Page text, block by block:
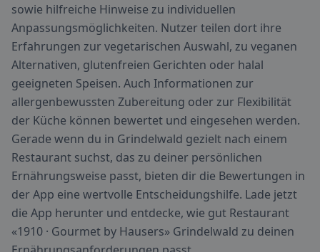
sowie hilfreiche Hinweise zu individuellen
Anpassungsmöglichkeiten. Nutzer teilen dort ihre
Erfahrungen zur vegetarischen Auswahl, zu veganen
Alternativen, glutenfreien Gerichten oder halal
geeigneten Speisen. Auch Informationen zur
allergenbewussten Zubereitung oder zur Flexibilität
der Küche können bewertet und eingesehen werden.
Gerade wenn du in Grindelwald gezielt nach einem
Restaurant suchst, das zu deiner persönlichen
Ernährungsweise passt, bieten dir die Bewertungen in
der App eine wertvolle Entscheidungshilfe. Lade jetzt
die App herunter und entdecke, wie gut Restaurant
«1910 · Gourmet by Hausers» Grindelwald zu deinen